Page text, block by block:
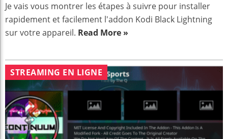
Je vais vous montrer les étapes à suivre pour installer
rapidement et facilement l'addon Kodi Black Lightning
sur votre appareil. Read More »
STREAMING EN LIGNE